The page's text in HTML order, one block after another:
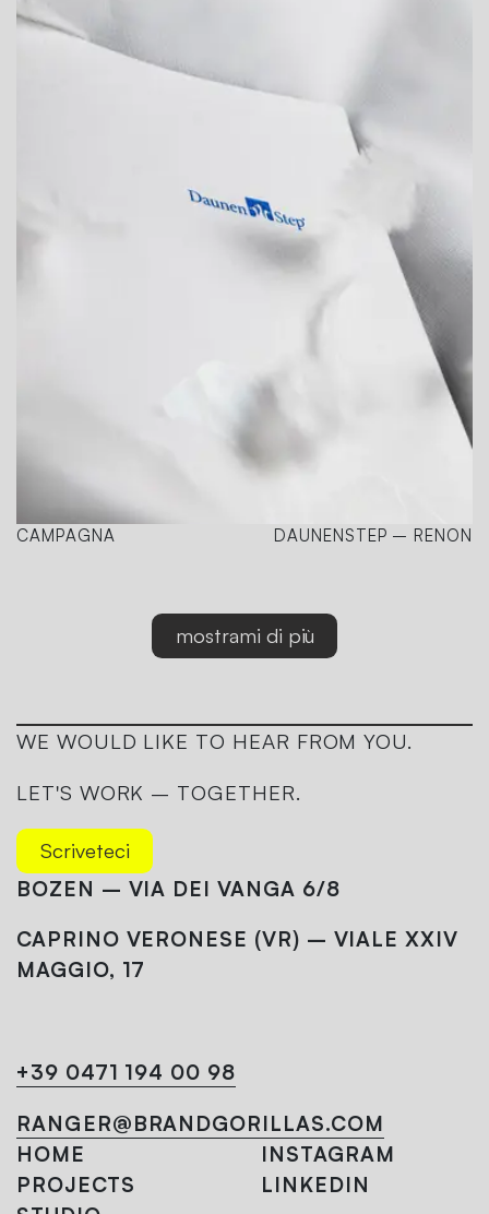
CAMPAGNA DAUNENSTEP – RENON
mostrami di più
WE WOULD LIKE TO HEAR FROM YOU.
LET'S WORK – TOGETHER.
Scriveteci
BOZEN – VIA DEI VANGA 6/8
CAPRINO VERONESE (VR) – VIALE XXIV
MAGGIO, 17
+39 0471 194 00 98
RANGER@BRANDGORILLAS.COM
HOME
PROJECTS
INSTAGRAM
LINKEDIN